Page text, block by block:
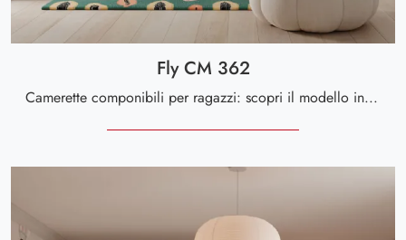
Fly CM 362
Camerette componibili per ragazzi: scopri il modello in melaminico Fly CM 362 di Giessegi per stanzette moderne.